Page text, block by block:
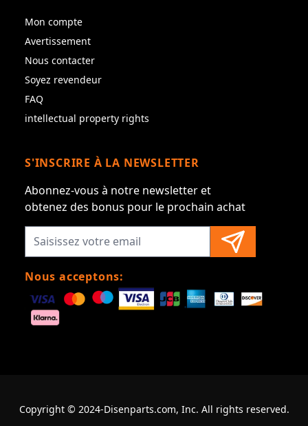
Mon compte
Avertissement
Nous contacter
Soyez revendeur
FAQ
intellectual property rights
S'INSCRIRE À LA NEWSLETTER
Abonnez-vous à notre newsletter et
obtenez des bonus pour le prochain achat
Nous acceptons:
Copyright © 2024-Disenparts.com, Inc. All rights reserved.